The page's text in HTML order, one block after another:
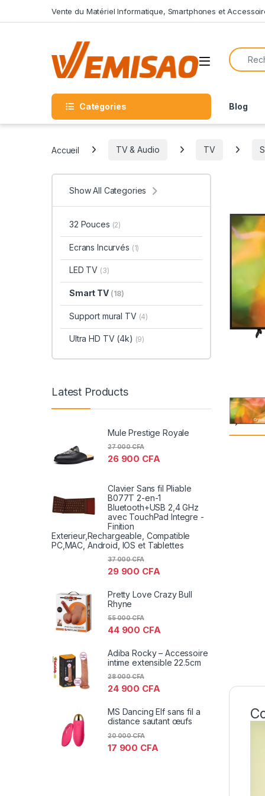
Vente du Matériel Informatique, Smartphones et
Open
Search
Catégories Blog
Accueil TV & Audio TV
Show All Categories
32 Pouces (2)
Ecrans Incurvés (1)
LED TV (3)
Smart TV (18)
Support mural TV (4)
Ultra HD TV (4k) (9)
Latest Products
Mule Prestige Royale
26 900 CFA
27 000CFA
Clavier Sans fil Pliable
B077T 2-en-1
Bluetooth+USB 2,4 GHz
avec TouchPad Integre -
Finition
Exterieur,Rechargeable, Compatible
PC,MAC, Android, IOS et Tablettes
29 900 CFA
37 000CFA
Pretty Love Crazy Bull
Rhyne
44 900 CFA
55 000CFA
Adiba Rocky – Accessoire
intime extensible 22.5cm
24 900 CFA
28 000CFA
MS Dancing Elf sans fil a
distance sautant œufs
17 900 CFA
20 000CFA